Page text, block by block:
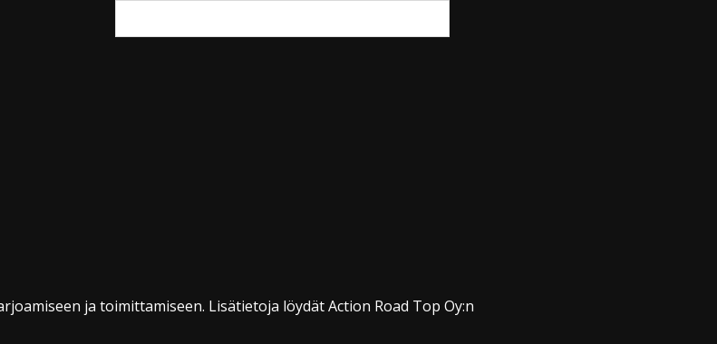
ja toimittamiseen. Lisätietoja löydät Action Road Top Oy:n